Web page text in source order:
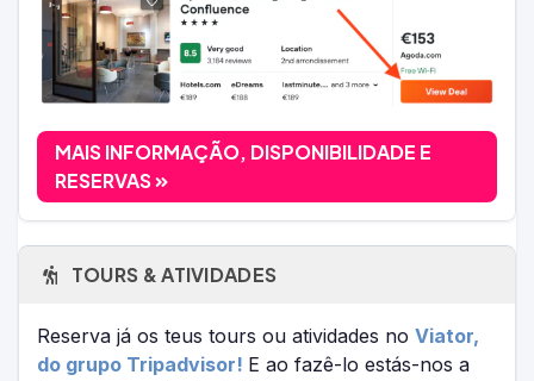
MAIS INFORMAÇÃO, DISPONIBILIDADE E
RESERVAS
TOURS & ATIVIDADES
Reserva já os teus tours ou atividades no Viator,
do grupo Tripadvisor! E ao fazê-lo estás-nos a